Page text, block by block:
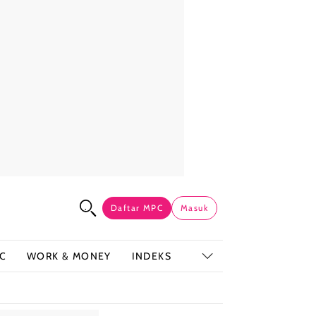
Daftar MPC Masuk
WORK & MONEY INDEKS